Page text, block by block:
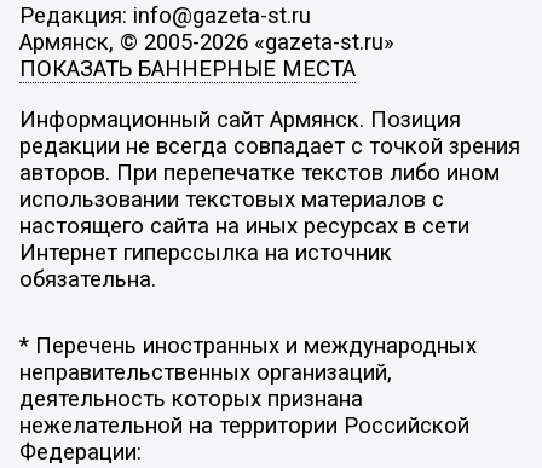
Редакция: info@gazeta-st.ru
Армянск, © 2005-2026 «gazeta-st.ru»
ПОКАЗАТЬ БАННЕРНЫЕ МЕСТА
Информационный сайт Армянск. Позиция
редакции не всегда совпадает с точкой зрения
авторов. При перепечатке текстов либо ином
использовании текстовых материалов с
настоящего сайта на иных ресурсах в сети
Интернет гиперссылка на источник
обязательна.
* Перечень иностранных и международных
неправительственных организаций,
деятельность которых признана
нежелательной на территории Российской
Федерации: